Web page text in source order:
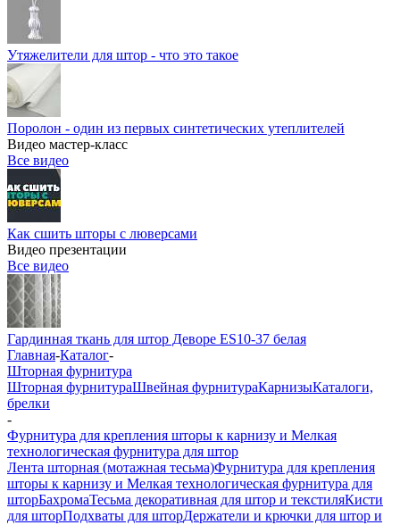
Утяжелители для штор - что это такое
Поролон - один из первых синтетических утеплителей
Видео мастер-класс
Все видео
Как сшить шторы с люверсами
Видео презентации
Все видео
Гардинная ткань для штор Деворе ES10-37 белая
Главная-Каталог-
Шторная фурнитура
Шторная фурнитураШвейная фурнитураКарнизыКаталоги,
брелки
-
Фурнитура для крепления шторы к карнизу и Мелкая
технологическая фурнитура для штор
Лента шторная (мотажная тесьма)Фурнитура для крепления
шторы к карнизу и Мелкая технологическая фурнитура для
шторБахромаТесьма декоративная для штор и текстиляКисти
для шторПодхваты для шторДержатели и крючки для штор и